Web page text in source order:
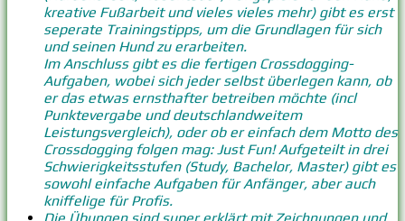
kreative Fußarbeit und vieles vieles mehr) gibt es erst
seperate Trainingstipps, um die Grundlagen für sich
und seinen Hund zu erarbeiten.
Im Anschluss gibt es die fertigen Crossdogging-
Aufgaben, wobei sich jeder selbst überlegen kann, ob
er das etwas ernsthafter betreiben möchte (incl
Punktevergabe und deutschlandweitem
Leistungsvergleich), oder ob er einfach dem Motto des
Crossdogging folgen mag: Just Fun! Aufgeteilt in drei
Schwierigkeitsstufen (Study, Bachelor, Master) gibt es
sowohl einfache Aufgaben für Anfänger, aber auch
kniffelige für Profis.